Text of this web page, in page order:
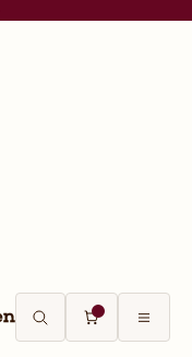
Åbn
Åbn søgefunktion
Åbn